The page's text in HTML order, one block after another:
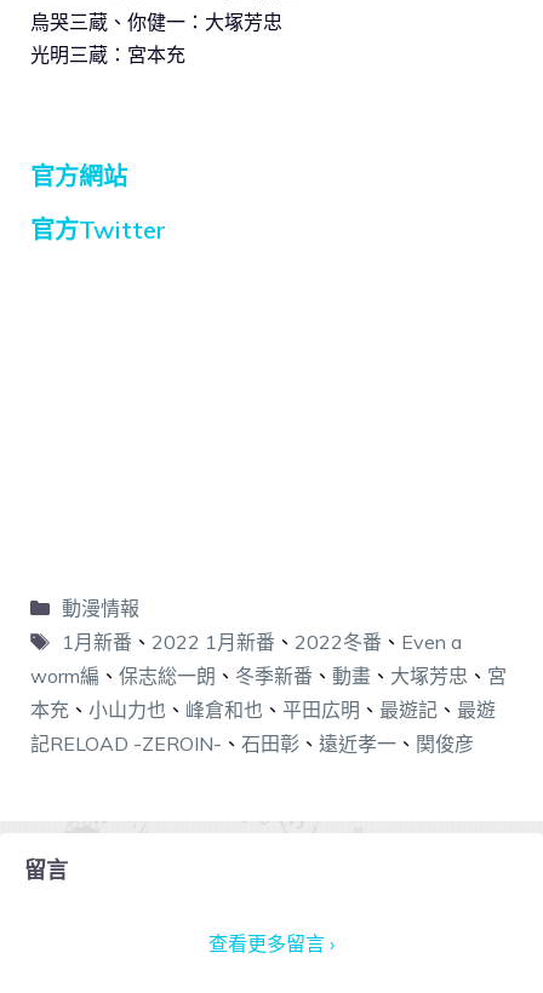
烏哭三蔵、你健一：大塚芳忠
光明三蔵：宮本充
官方網站
官方Twitter
動漫情報
1月新番 、 2022 1月新番 、 2022冬番 、 Even a
worm編 、 保志総一朗 、 冬季新番 、 動畫 、 大塚芳忠 、 宮
本充 、 小山力也 、 峰倉和也 、 平田広明 、 最遊記 、 最遊
記RELOAD -ZEROIN- 、 石田彰 、 遠近孝一 、 関俊彦
留言
查看更多留言 ›